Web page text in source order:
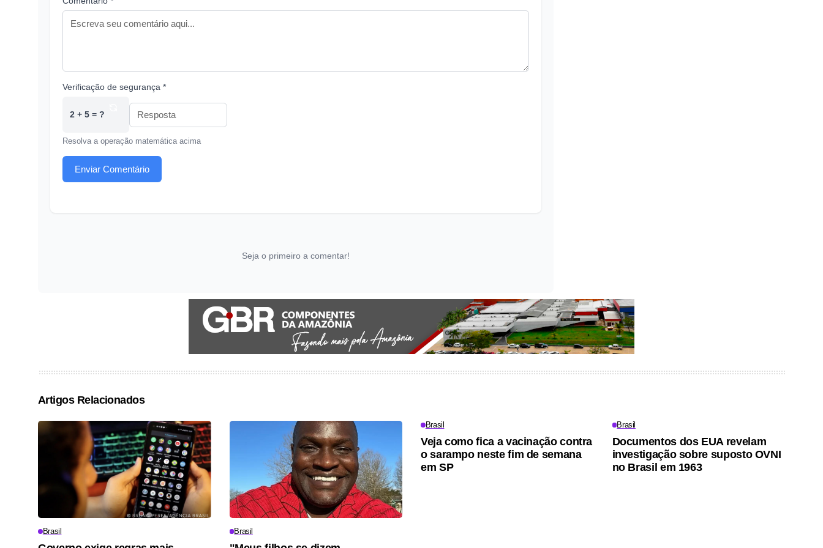
Verificação de segurança *
2 + 5 = ?
Resolva a operação matemática acima
Enviar Comentário
Seja o primeiro a comentar!
Artigos Relacionados
Brasil Brasil
Brasil
Veja como fica a vacinação contra
o sarampo neste fim de semana
em SP
Brasil
Documentos dos EUA revelam
investigação sobre suposto OVNI
no Brasil em 1963